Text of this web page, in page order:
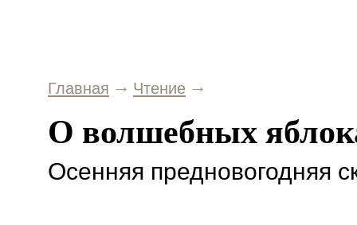
Главная Чтение
О волшебных
Осенняя предновогодняя